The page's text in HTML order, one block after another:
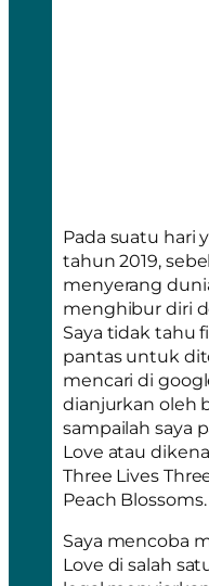
Pada suatu hari
tahun 2019,
menyerang
menghibur diri
Saya tidak tahu
pantas untuk
mencari di
dianjurkan oleh
sampailah saya
Love atau
Three Lives
Peach Blossoms.
Saya mencoba
Love di salah